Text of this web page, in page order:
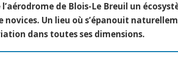
de Blois-Le Breuil un
novices. Un lieu où s’épanouit
dans toutes ses dimensions.